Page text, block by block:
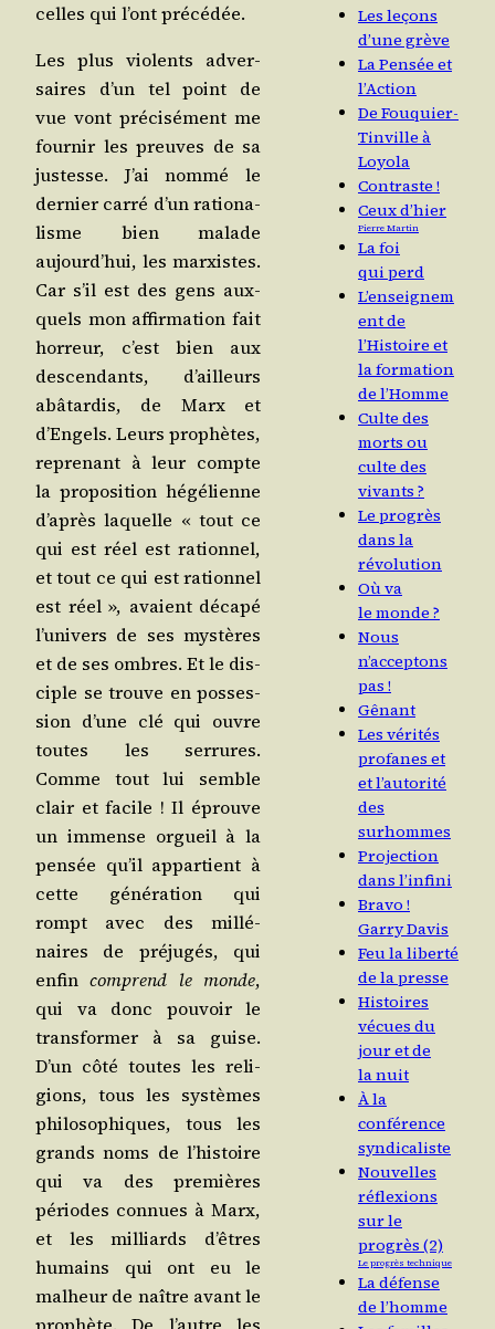
celles qui l’ont précédée.
Les plus vio­lents adver­
saires d’un tel point de
vue vont pré­ci­sé­ment me
four­nir les preuves de sa
jus­tesse. J’ai nom­mé le
der­nier car­ré d’un ratio­na­
lisme bien malade
aujourd’­hui, les mar­xistes.
Car s’il est des gens aux­
quels mon affir­ma­tion fait
hor­reur, c’est bien aux
des­cen­dants, d’ailleurs
abâ­tar­dis, de Marx et
d’En­gels. Leurs pro­phètes,
repre­nant à leur compte
la pro­po­si­tion hégé­lienne
d’a­près laquelle « tout ce
qui est réel est ration­nel,
et tout ce qui est ration­nel
est réel », avaient déca­pé
l’u­ni­vers de ses mys­tères
et de ses ombres. Et le dis­
ciple se trouve en pos­ses­
sion d’une clé qui ouvre
toutes les ser­rures.
Comme tout lui semble
clair et facile ! Il éprouve
un immense orgueil à la
pen­sée qu’il appar­tient à
cette géné­ra­tion qui
rompt avec des mil­lé­
naires de pré­ju­gés, qui
enfincom­prend le monde,
qui va donc pou­voir le
trans­for­mer à sa guise.
D’un côté toutes les reli­
gions, tous les sys­tèmes
phi­lo­so­phiques, tous les
grands noms de l’his­toire
qui va des pre­mières
périodes connues à Marx,
et les mil­liards d’êtres
humains qui ont eu le
mal­heur de naître avant le
Les leçons
d’une grève
La Pensée et
l’Action
De Fouquier-
Tinville à
Loyola
Contraste !
Ceux d’hier
Pierre Martin
La foi
qui perd
L’enseignem
ent de
l’Histoire et
la formation
de l’Homme
Culte des
morts ou
culte des
vivants ?
Le progrès
dans la
révolution
Où va
le monde ?
Nous
n’acceptons
pas !
Gênant
Les vérités
profanes et
et l’autorité
des
surhommes
Projection
dans l’infini
Bravo !
Garry Davis
Feu la liberté
de la presse
Histoires
vécues du
jour et de
la nuit
À la
conférence
syndicaliste
Nouvelles
réflexions
sur le
progrès (2)
Le progrès technique
La défense
de l’homme